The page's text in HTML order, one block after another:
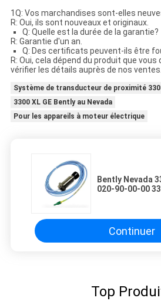
1Q: Vos marchandises sont-elles
R: Oui, ils sont nouveaux et originaux.
Q: Quelle est la durée de la garantie?
R: Garantie d'un an.
Q: Des certificats peuvent-ils être
R: Oui, cela dépend du produit que
vérifier les détails auprès de nos ventes.
Système de transducteur de proximité
3300 XL GE Bently au Nevada
Pour les appareils à moteur électrique
Bently Nevada
020-90-00-00
Continuer
Top